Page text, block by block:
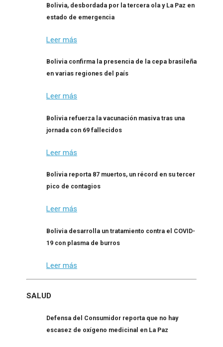
Bolivia, desbordada por la tercera ola y La Paz en
estado de emergencia
Leer más
Bolivia confirma la presencia de la cepa brasileña
en varias regiones del país
Leer más
Bolivia refuerza la vacunación masiva tras una
jornada con 69 fallecidos
Leer más
Bolivia reporta 87 muertos, un récord en su tercer
pico de contagios
Leer más
Bolivia desarrolla un tratamiento contra el COVID-
19 con plasma de burros
Leer más
SALUD
Defensa del Consumidor reporta que no hay
escasez de oxígeno medicinal en La Paz